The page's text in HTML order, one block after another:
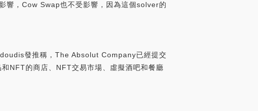
響，Cow Swap也不受影響，因為這個solver的
發推稱，The Absolut Company已經提交
NFT的商店、NFT交易市場、虛擬酒吧和餐廳